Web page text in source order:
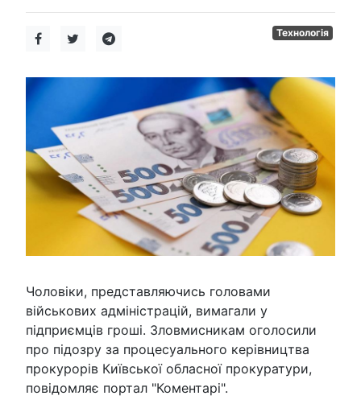
Технологія
Чоловіки, представляючись головами
військових адміністрацій, вимагали у
підприємців гроші. Зловмисникам оголосили
про підозру за процесуального керівництва
прокурорів Київської обласної прокуратури,
повідомляє портал "Коментарі".